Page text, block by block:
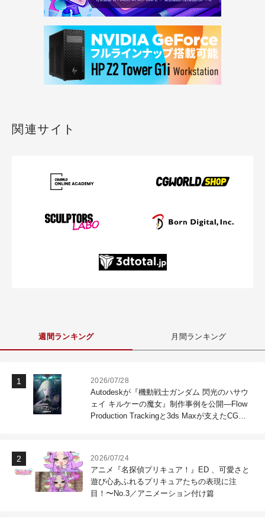
関連サイト
週間ランキング 月間ランキング
2026/07/28
Autodeskが『機動戦士ガンダム 閃光のハサウ
ェイ キルケーの魔女』制作事例を公開―Flow
Production Trackingと3ds Maxが支えたCG制
2026/07/24
アニメ『名探偵プリキュア！』ED 、可愛さと
遊び心あふれるプリキュアたちの表現に注
目！〜No.3／アニメーション付け篇